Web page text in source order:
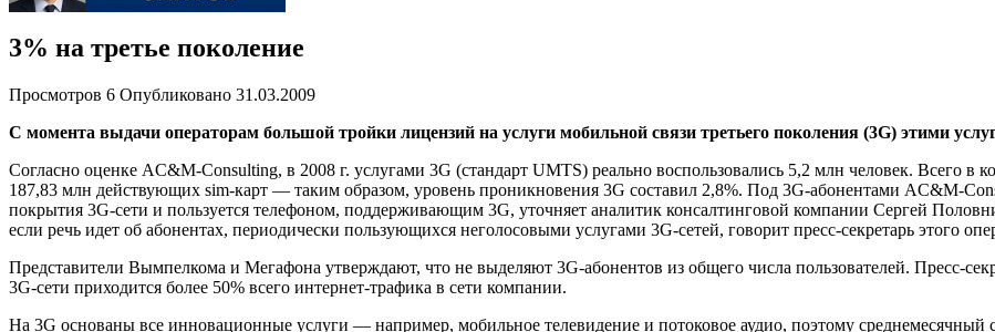
3% на третье поколение
Просмотров 6 Опубликовано 31.03.2009
С момента выдачи операторам большой тройки лицензий на услуги мобильной связи третьего поколения (3G) этими
Согласно оценке AC&M-Consulting, в 2008 г. услугами 3G (стандарт UMTS) реально воспользовались 5,2 млн человек. Всего
187,83 млн действующих sim-карт — таким образом, уровень проникновения 3G составил 2,8%. Под 3G-абонентами AC&M-
покрытия 3G-сети и пользуется телефоном, поддерживающим 3G, уточняет аналитик консалтинговой компании Сергей
если речь идет об абонентах, периодически пользующихся неголосовыми услугами 3G-сетей, говорит пресс-секретарь этого
Представители Вымпелкома и Мегафона утверждают, что не выделяют 3G-абонентов из общего числа пользователей. Пресс-
3G-сети приходится более 50% всего интернет-трафика в сети компании.
На 3G основаны все инновационные услуги — например, мобильное телевидение и потоковое аудио, поэтому